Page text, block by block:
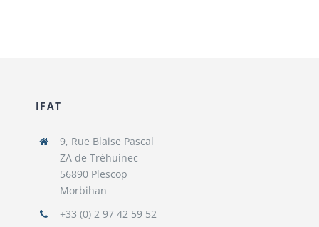
IFAT
9, Rue Blaise Pascal
ZA de Tréhuinec
56890 Plescop
Morbihan
+33 (0) 2 97 42 59 52